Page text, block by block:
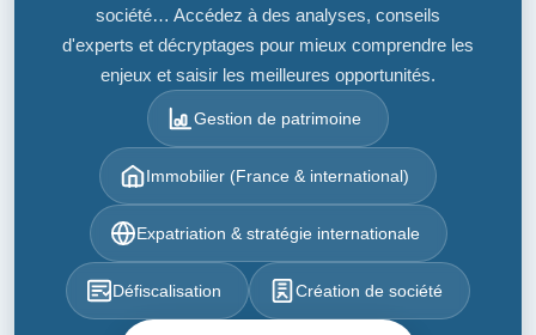
société… Accédez à des analyses, conseils
d'experts et décryptages pour mieux comprendre les
enjeux et saisir les meilleures opportunités.
Gestion de patrimoine
Immobilier (France & international)
Expatriation & stratégie internationale
Défiscalisation Création de société